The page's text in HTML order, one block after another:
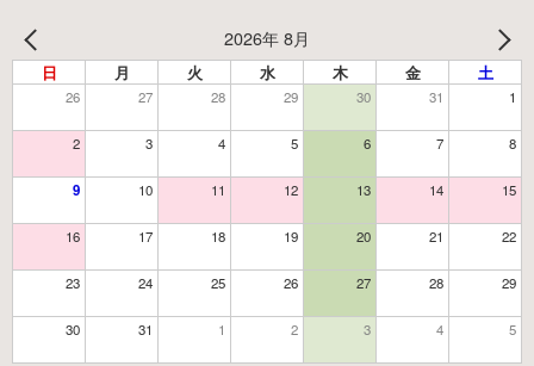
2026年 8月
日 月 火 水 木 金 土
26 27 28 29 30 31 1
2 3 4 5 6 7 8
9 10 11 12 13 14 15
16 17 18 19 20 21 22
23 24 25 26 27 28 29
30 31 1 2 3 4 5